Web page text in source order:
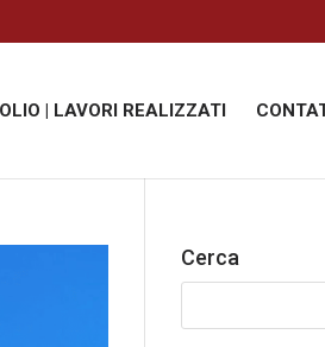
| LAVORI REALIZZATI
Cerca